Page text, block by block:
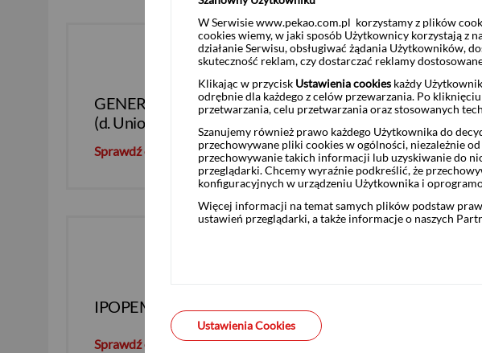
GENERALI INVESTMENTS TFI S.A.
(d. Union Investment TFI S.A.)
Sprawdź ofertę
ING TFI
Sprawdź
IPOPEMA TFI S.A.
Sprawdź ofertę
W Serwisie www.pekao.com.pl korzystamy z plików
cookies wiemy, w jaki sposób Użytkownicy korzystają z
działanie Serwisu, obsługiwać żądania Użytkowników,
skuteczność reklam, czy dostarczać reklamy
Klikając w przycisk Ustawienia cookies każdy
odrębnie dla każdego z celów przewarzania. Po
przetwarzania, celu przetwarzania oraz stosowanych
Szanujemy również prawo każdego Użytkownika do
przechowywane pliki cookies w ogólności, niezależnie
przechowywanie takich informacji lub uzyskiwanie do
przeglądarki. Chcemy wyraźnie podkreślić, że
konfiguracyjnych w urządzeniu Użytkownika i
Więcej informacji na temat samych plików podstaw
ustawień przeglądarki, a także informacje o naszych
Ustawienia Cookies